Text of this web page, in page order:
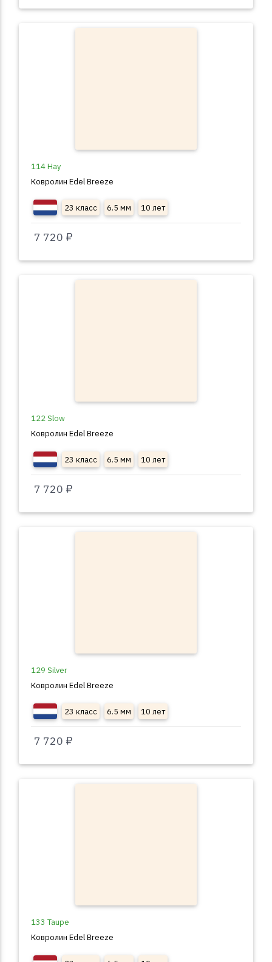
114 Hay
Ковролин Edel Breeze
23 класс 6.5 мм 10 лет
7 720 ₽
122 Slow
Ковролин Edel Breeze
23 класс 6.5 мм 10 лет
7 720 ₽
129 Silver
Ковролин Edel Breeze
23 класс 6.5 мм 10 лет
7 720 ₽
133 Taupe
Ковролин Edel Breeze